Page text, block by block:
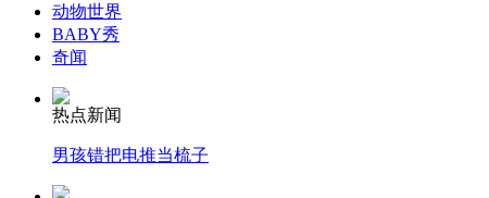
无痛分娩是否安全 医生回应
外交部：反对强权政治霸凌主义
外交部：有关国家言论片面不公正
动物世界
BABY秀
奇闻
热点新闻
男孩错把电推当梳子